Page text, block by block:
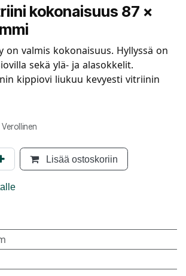
kokonaisuus 87 x
on valmis kokonaisuus. Hyllyssä on
sekä ylä- ja alasokkelit.
kippiovi liukuu kevyesti vitriinin
Verollinen
Lisää ostoskoriin